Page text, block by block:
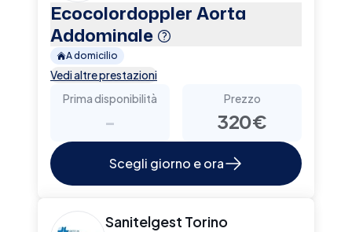
Ecocolordoppler Aorta
Addominale
A domicilio
Vedi altre prestazioni
Prima disponibilità
-
Prezzo
320€
Scegli giorno e ora
Sanitelgest Torino